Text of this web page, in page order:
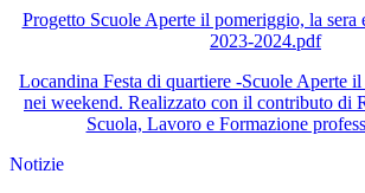
Progetto Scuole Aperte il pomeriggio, la sera
2023-2024.pdf
Locandina Festa di quartiere -Scuole Aperte
nei weekend. Realizzato con il contributo di
Scuola, Lavoro e Formazione
Notizie